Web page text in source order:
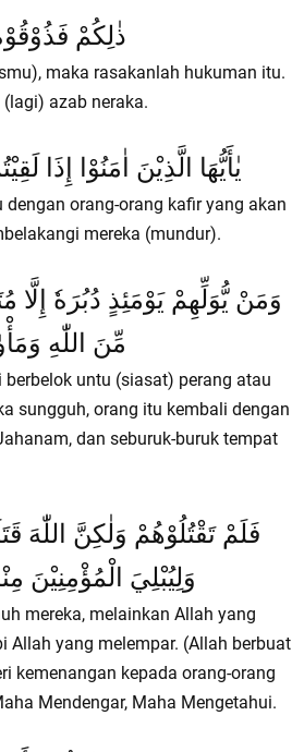
ذٰلِكُمْ
maka rasakanlah hukuman itu.
azab neraka.
يٰأَيُّهَا الَّذِيْنَ اٰمَنُوْا إِذَا
orang-orang kafir yang akan
mereka (mundur).
وَمَنْ يُّوَلِّهِمْ يَوْمَئِذٍ دُبُرَهٗ إِلَّا
مِّنَ اللّٰهِ
untu (siasat) perang atau
sungguh, orang itu kembali dengan
dan seburuk-buruk tempat
فَلَمْ تَقْتُلُوْهُمْ وَلٰكِنَّ
وَلِيُبْلِيَ الْمُؤْمِنِيْنَ
mereka, melainkan Allah yang
Allah yang melempar. (Allah berbuat
kemenangan kepada orang-orang
Mendengar, Maha Mengetahui.